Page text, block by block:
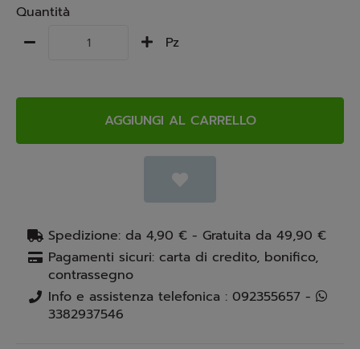
Quantità
Pz
AGGIUNGI AL CARRELLO
Spedizione: da 4,90 € - Gratuita da 49,90 €
Pagamenti sicuri: carta di credito, bonifico,
contrassegno
Info e assistenza telefonica : 092355657 -
3382937546